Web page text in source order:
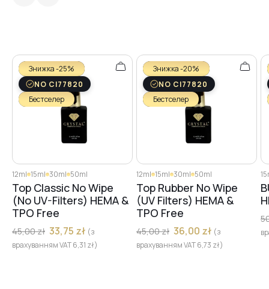
Знижка -25%
NO CI77820
Бестселер
12ml 15ml 30ml 50ml
Top Classic No Wipe
(No UV-Filters) HEMA &
TPO Free
45,00zł 33,75 zł (з
врахуванням VAT6,31 zł)
Знижка -20%
NO CI77820
Бестселер
12ml 15ml 30ml 50ml
Top Rubber No Wipe
(UV Filters) HEMA &
TPO Free
45,00zł 36,00 zł (з
врахуванням VAT6,73 zł)